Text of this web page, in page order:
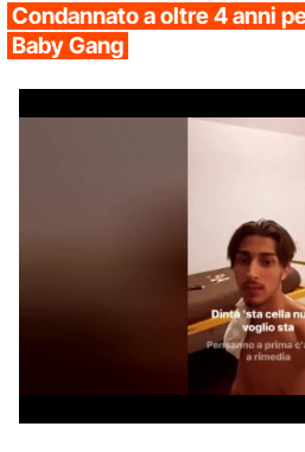
Condannato a oltre 4 anni
Baby Gang